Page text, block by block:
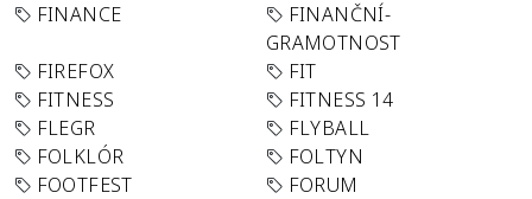
FINANCE
FINANČNÍ-
GRAMOTNOST
FIREFOX
FIT
FITNESS
FITNESS 14
FLEGR
FLYBALL
FOLKLÓR
FOLTYN
FOOTFEST
FORUM